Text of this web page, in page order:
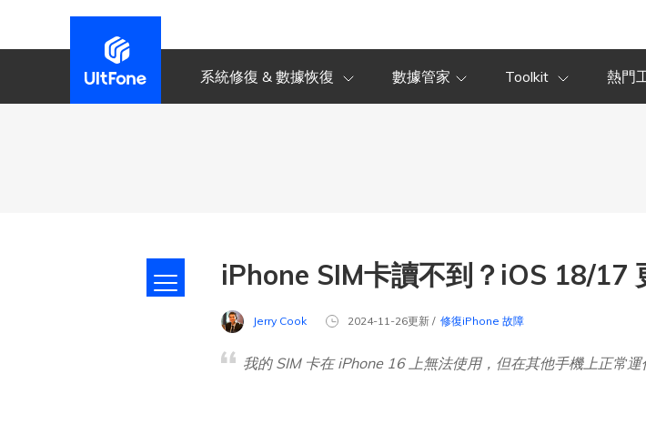
系統修復 & 數據恢復 數據管家 Toolkit 熱門
iPhone SIM卡讀不到？iOS 18/17
Jerry Cook 2024-11-26更新 / 修復iPhone 故障
我的 SIM 卡在 iPhone 16 上無法使用，但在其他手機上正常運